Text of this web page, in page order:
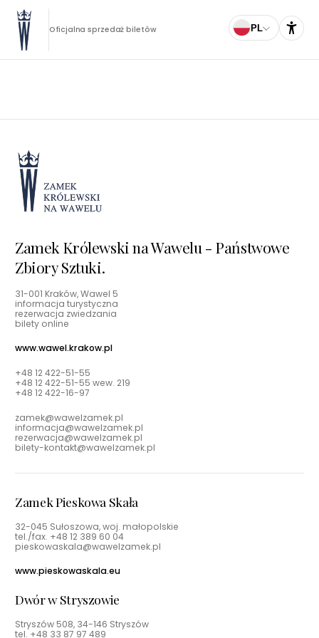
Oficjalna sprzedaż biletów PL
Zamek Królewski na Wawelu - Państwowe
Zbiory Sztuki.
31-001 Kraków, Wawel 5
informacja turystyczna
rezerwacja zwiedzania
bilety online
www.wawel.krakow.pl
+48 12 422-51-55
+48 12 422-51-55 wew. 219
+48 12 422-16-97
zamek@wawelzamek.pl
informacja@wawelzamek.pl
rezerwacja@wawelzamek.pl
bilety-kontakt@wawelzamek.pl
Zamek Pieskowa Skała
32-045 Sułoszowa, woj. małopolskie
tel./fax. +48 12 389 60 04
pieskowaskala@wawelzamek.pl
www.pieskowaskala.eu
Dwór w Stryszowie
Stryszów 508, 34-146 Stryszów
tel. +48 33 87 97 489